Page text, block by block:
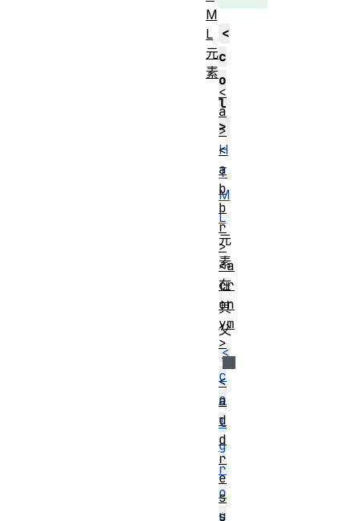
<
c
o
l
>
H
T
M
L
元
素
在
其
父
<
c
o
l
g
r
o
u
M
L
元
素
<
a
>
<
a
b
b
r
>
<a
cr
on
ym
>
<
a
d
d
r
e
s
s